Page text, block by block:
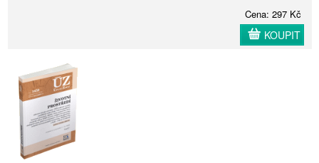
Cena: 297 Kč
KOUPIT